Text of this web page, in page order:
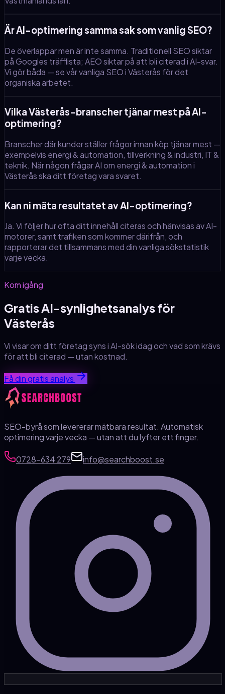
Är AI-optimering samma sak som vanlig SEO?
De överlappar men är inte samma. Traditionell SEO siktar
på Googles träfflista; AEO siktar på att bli citerad i AI-svar.
Vi gör båda — se vår vanliga SEO i Västerås för det
organiska arbetet.
Vilka Västerås-branscher tjänar mest på AI-
optimering?
Branscher där kunder ställer frågor innan köp tjänar mest —
exempelvis energi & automation, tillverkning & industri, IT &
teknik. När någon frågar AI om energi & automation i
Västerås ska ditt företag vara svaret.
Kan ni mäta resultatet av AI-optimering?
Ja. Vi följer hur ofta ditt innehåll citeras och hänvisas av AI-
motorer, samt trafiken som kommer därifrån, och
rapporterar det tillsammans med din vanliga sökstatistik
varje vecka.
Kom igång
Gratis AI-synlighetsanalys för
Västerås
Vi visar om ditt företag syns i AI-sök idag och vad som krävs
för att bli citerad — utan kostnad.
Få din gratis analys
SEO-byrå som levererar mätbara resultat. Automatisk
optimering varje vecka — utan att du lyfter ett finger.
0728-634 279 info@searchboost.se